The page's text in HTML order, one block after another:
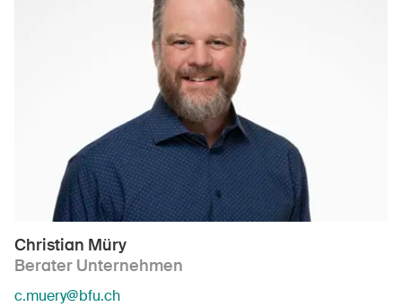
Christian Müry
Berater Unternehmen
c.muery@bfu.ch